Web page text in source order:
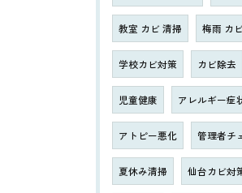
教室 カビ 清掃 梅雨 カ
学校カビ対策 カビ除去
児童健康 アレルギー症
アトピー悪化 管理者チ
夏休み清掃 仙台カビ対